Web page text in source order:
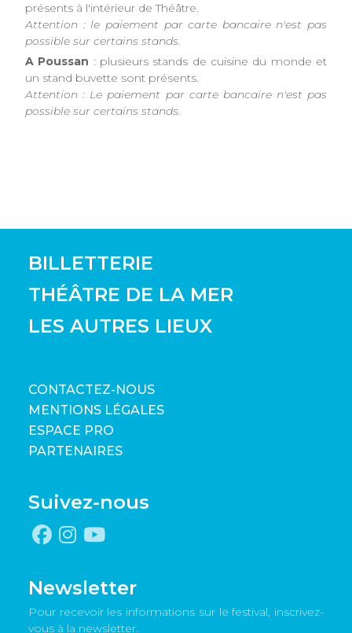
présents à l'intérieur de Théâtre.
Attention : le paiement par carte bancaire n'est pas
possible sur certains stands.
A Poussan : plusieurs stands de cuisine du monde et
un stand buvette sont présents.
Attention : Le paiement par carte bancaire n'est pas
possible sur certains stands.
BILLETTERIE
THÉÂTRE DE LA MER
LES AUTRES LIEUX
CONTACTEZ-NOUS
MENTIONS LÉGALES
ESPACE PRO
PARTENAIRES
Suivez-nous
Newsletter
Pour recevoir les informations sur le festival, inscrivez-
vous à la newsletter.